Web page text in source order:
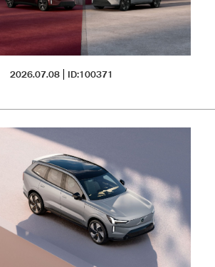
2026.07.08 ID:100371